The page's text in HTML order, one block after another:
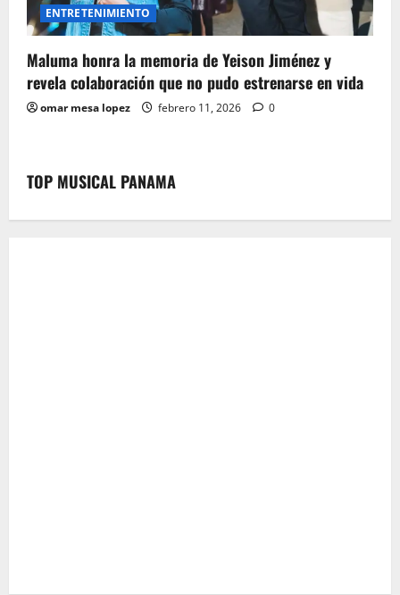
ENTRETENIMIENTO
Maluma honra la memoria de Yeison Jiménez y
revela colaboración que no pudo estrenarse en vida
omar mesa lopez febrero 11, 2026 0
TOP MUSICAL PANAMA